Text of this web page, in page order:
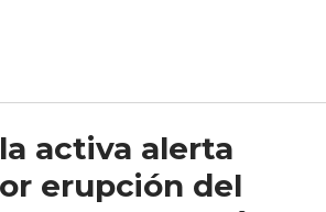
activa alerta
erupción del